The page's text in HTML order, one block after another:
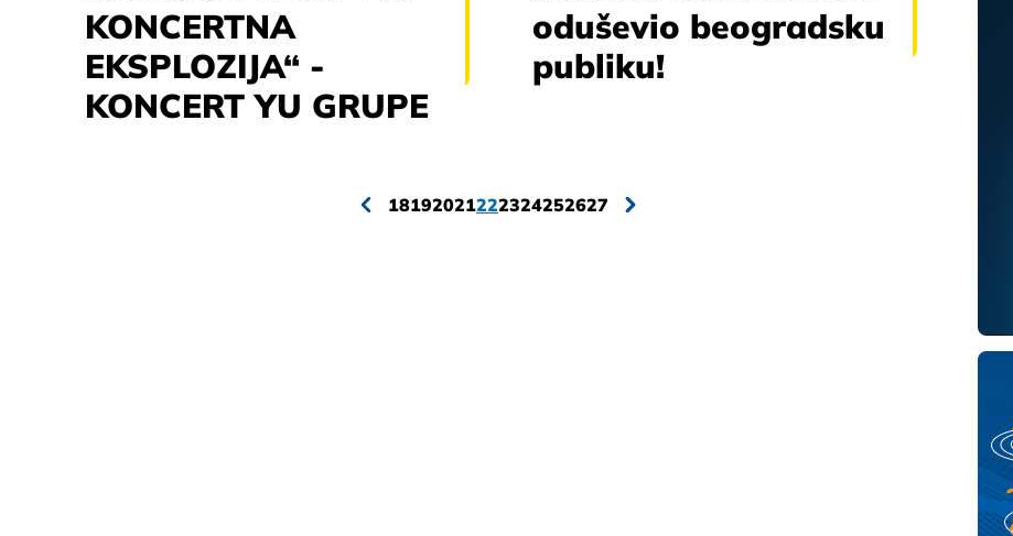
KONCERTNA
EKSPLOZIJA“ -
KONCERT YU GRUPE
oduševio beogradsku
publiku!
18192021222324252627